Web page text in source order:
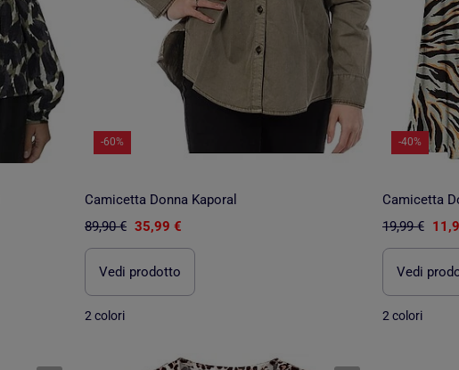
-60%
Camicetta Donna Kaporal
89,90 € 35,99 €
Vedi prodotto
2 colori
-40%
Camicetta
19,99 €
Vedi
2 colori